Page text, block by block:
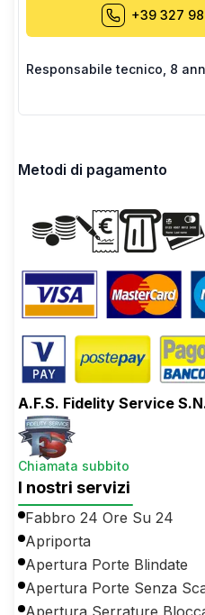
+39 327
Responsabile tecnico 8
Metodi di pagamento
A.F.S. Fidelity Service
Chiamata subbito
I nostri servizi
Fabbro 24 Ore Su 24
Apriporta
Apertura Porte Blindate
Apertura Porte Senza
Apertura Serrature